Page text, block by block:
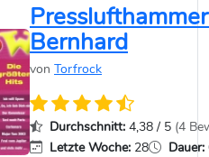
Bernhard
von Torfrock
Durchschnitt: 4,38 / 5 (4
Letzte Woche: 28 Dauer: